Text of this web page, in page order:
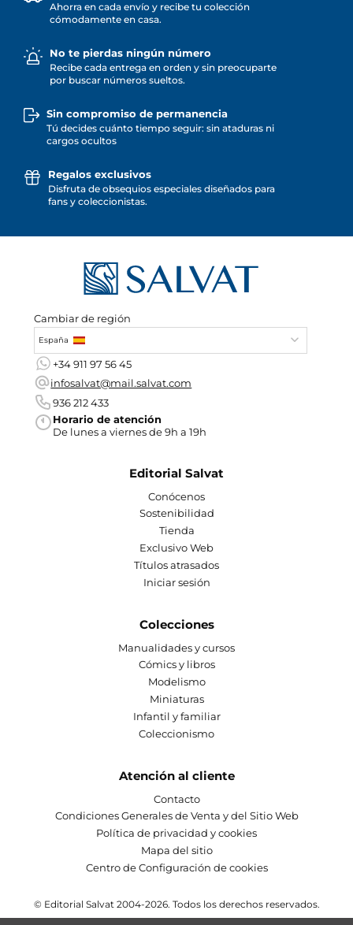
Ahorra en cada envío y recibe tu colección
cómodamente en casa.
No te pierdas ningún número
Recibe cada entrega en orden y sin preocuparte
por buscar números sueltos.
Sin compromiso de permanencia
Tú decides cuánto tiempo seguir: sin ataduras ni
cargos ocultos
Regalos exclusivos
Disfruta de obsequios especiales diseñados para
fans y coleccionistas.
Cambiar de región
España
+34 911 97 56 45
infosalvat@mail.salvat.com
936 212 433
Horario de atención
De lunes a viernes de 9h a 19h
Editorial Salvat
Conócenos
Sostenibilidad
Tienda
Exclusivo Web
Títulos atrasados
Iniciar sesión
Colecciones
Manualidades y cursos
Cómics y libros
Modelismo
Miniaturas
Infantil y familiar
Coleccionismo
Atención al cliente
Contacto
Condiciones Generales de Venta y del Sitio Web
Política de privacidad y cookies
Mapa del sitio
Centro de Configuración de cookies
© Editorial Salvat 2004-2026. Todos los derechos reservados.